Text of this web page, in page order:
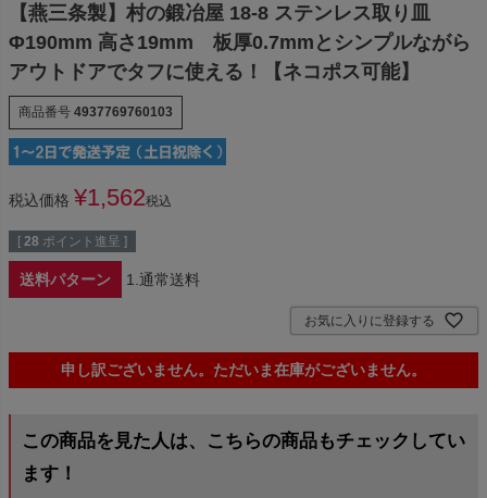
【燕三条製】村の鍛冶屋 18-8 ステンレス取り皿
Φ190mm 高さ19mm 板厚0.7mmとシンプルながら
アウトドアでタフに使える！【ネコポス可能】
商品番号 4937769760103
税込価格 ¥1,562税込
[ 28 ポイント進呈 ]
送料パターン 1.通常送料
お気に入りに登録する
申し訳ございません。ただいま在庫がございません。
この商品を見た人は、こちらの商品もチェックしてい
ます！